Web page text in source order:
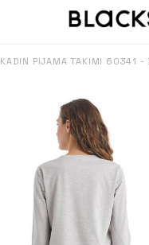
KADIN PIJAMA TAKIMI 60341 -